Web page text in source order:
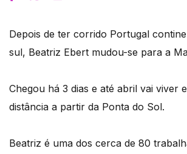
Depois de ter corrido Portugal
sul, Beatriz Ebert mudou-se para a
Chegou há 3 dias e até abril vai viver
distância a partir da Ponta do Sol.
Beatriz é uma dos cerca de 80